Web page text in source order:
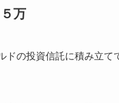
万
ドの投資信託に積み立